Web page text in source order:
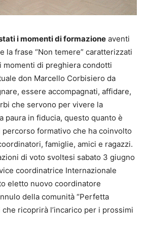
i momenti di formazione aventi
la frase “Non temere” caratterizzati
momenti di preghiera condotti
don Marcello Corbisiero da
essere accompagnati, affidare,
che servono per vivere la
paura in fiducia, questo quanto è
formativo che ha coinvolto
famiglie, amici e ragazzi.
di voto svoltesi sabato 3 giugno
coordinatrice Internazionale
eletto nuovo coordinatore
della comunità “Perfetta
che ricoprirà l’incarico per i prossimi